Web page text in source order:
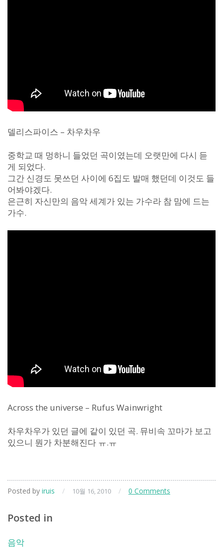
델리스파이스 – 차우차우
중학교 때 멍하니 들었던 곡이였는데 오랫만에 다시 듣
게 되었다.
그간 신경도 못쓰던 사이에 6집도 발매 했던데 이것도 들
어봐야겠다.
은근히 자신만의 음악 세계가 있는 가수라 참 맘에 드는
가수.
Across the universe – Rufus Wainwright
차우차우가 있던 글에 같이 있던 곡. 뮤비속 꼬마가 보고
있으니 뭔가 차분해진다 ㅠ.ㅠ
Posted by iruis / 10월 16, 2010 / 0 Comments
Posted in
음악